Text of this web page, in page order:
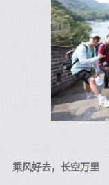
乘风好去，长空万里